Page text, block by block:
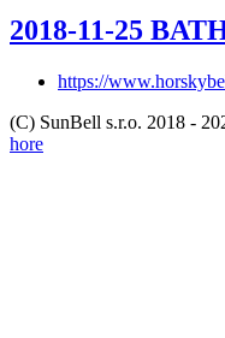
2018-11-25
https://
(C) SunBell s.r.o. 2018 -
hore